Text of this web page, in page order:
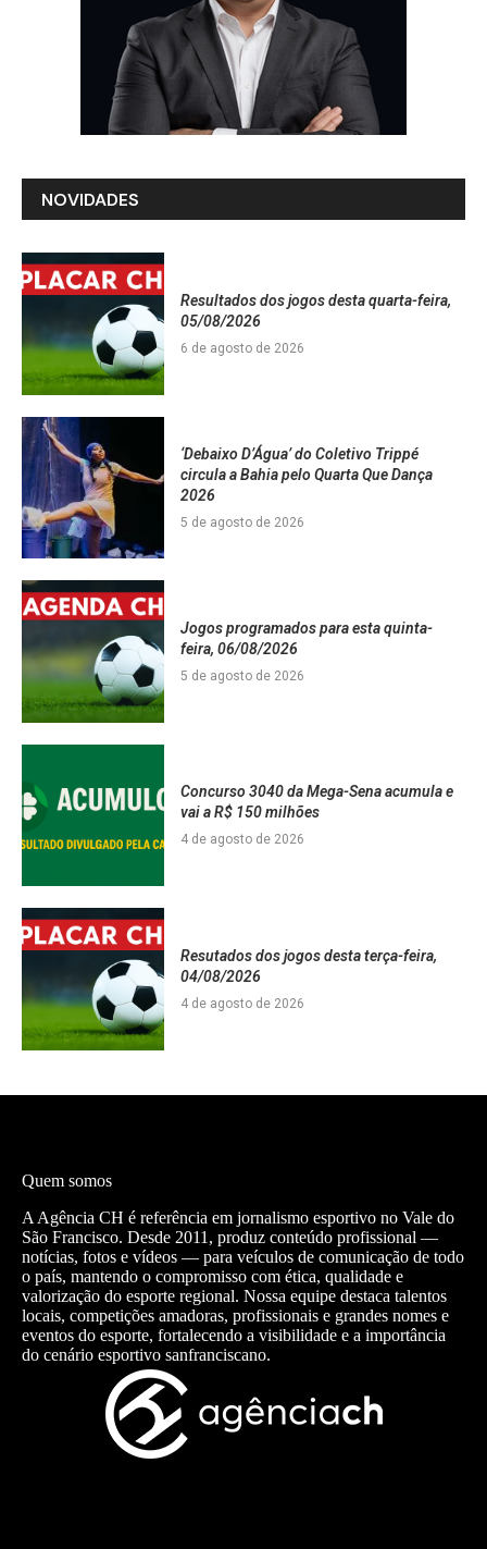
NOVIDADES
Resultados dos jogos desta quarta-feira,
05/08/2026
6 de agosto de 2026
‘Debaixo D’Água’ do Coletivo Trippé
circula a Bahia pelo Quarta Que Dança
2026
5 de agosto de 2026
Jogos programados para esta quinta-
feira, 06/08/2026
5 de agosto de 2026
Concurso 3040 da Mega-Sena acumula e
vai a R$ 150 milhões
4 de agosto de 2026
Resutados dos jogos desta terça-feira,
04/08/2026
4 de agosto de 2026
Quem somos
A Agência CH é referência em jornalismo esportivo no Vale do
São Francisco. Desde 2011, produz conteúdo profissional —
notícias, fotos e vídeos — para veículos de comunicação de todo
o país, mantendo o compromisso com ética, qualidade e
valorização do esporte regional. Nossa equipe destaca talentos
locais, competições amadoras, profissionais e grandes nomes e
eventos do esporte, fortalecendo a visibilidade e a importância
do cenário esportivo sanfranciscano.